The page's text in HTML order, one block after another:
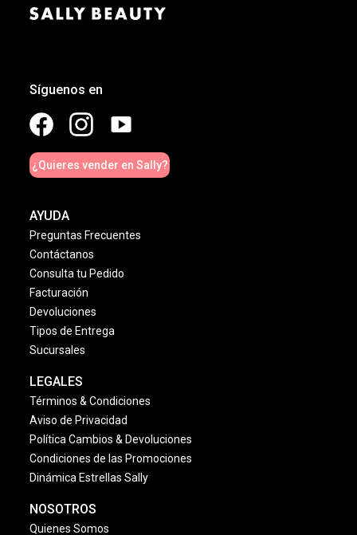
Síguenos en
¿Quieres vender en Sally?
AYUDA
Preguntas Frecuentes
Contáctanos
Consulta tu Pedido
Facturación
Devoluciones
Tipos de Entrega
Sucursales
LEGALES
Términos & Condiciones
Aviso de Privacidad
Política Cambios & Devoluciones
Condiciones de las Promociones
Dinámica Estrellas Sally
NOSOTROS
Quienes Somos